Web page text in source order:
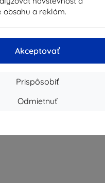
obsahu a reklám.
Akceptovať
Prispôsobiť
Odmietnuť
11,61 €